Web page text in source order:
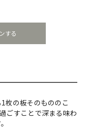
する
枚の板そのもののこ
ごすことで深まる味わ